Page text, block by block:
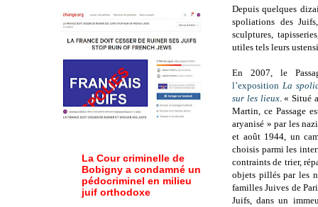
Depuis quelques
spoliations des
sculptures,
utiles tels leurs
En 2007, le
l’exposition La
sur les lieux. « Situé
Martin, ce Passage
aryanisé » par les
et août 1944, un
choisis parmi les
contraints de trier,
objets pillés par les
familles Juives de
Juifs, dans un
La Cour criminelle de
Bobigny a condamné un
pédocriminel en milieu
juif orthodoxe